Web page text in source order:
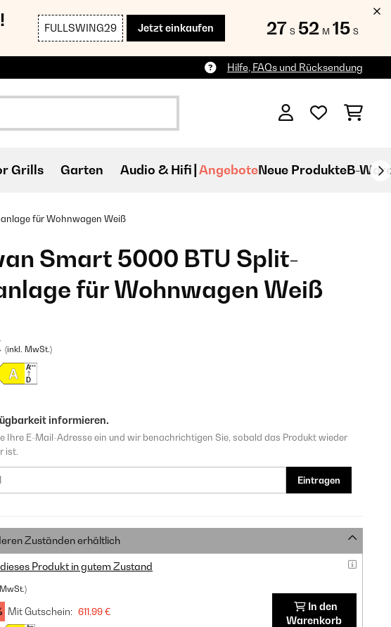
FULLSWING29 Jetzt einkaufen 27 S 52 M 13 S
Hilfe, FAQs und Rücksendung
Grills Garten Audio & Hifi AngeboteNeue ProdukteB-
für Wohnwagen Weiß
Smart 5000 BTU Split-
für Wohnwagen Weiß
(inkl. MwSt.)
informieren.
Ihre E-Mail-Adresse ein und wir benachrichtigen Sie, sobald das Produkt wieder
ist.
Eintragen
Zuständen erhältlich
Produkt in gutem Zustand
Mit Gutschein: 611,99 €
In den
Warenkorb